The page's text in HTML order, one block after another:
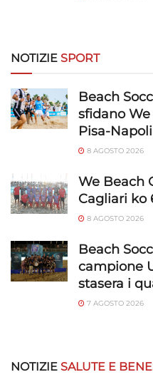
NOTIZIE SPORT
Beach
sfidano
Pisa-
8 AGOSTO 2026
We Beach
Cagliari ko
8 AGOSTO 2026
Beach
campione
stasera i
7 AGOSTO 2026
NOTIZIE SALUTE E